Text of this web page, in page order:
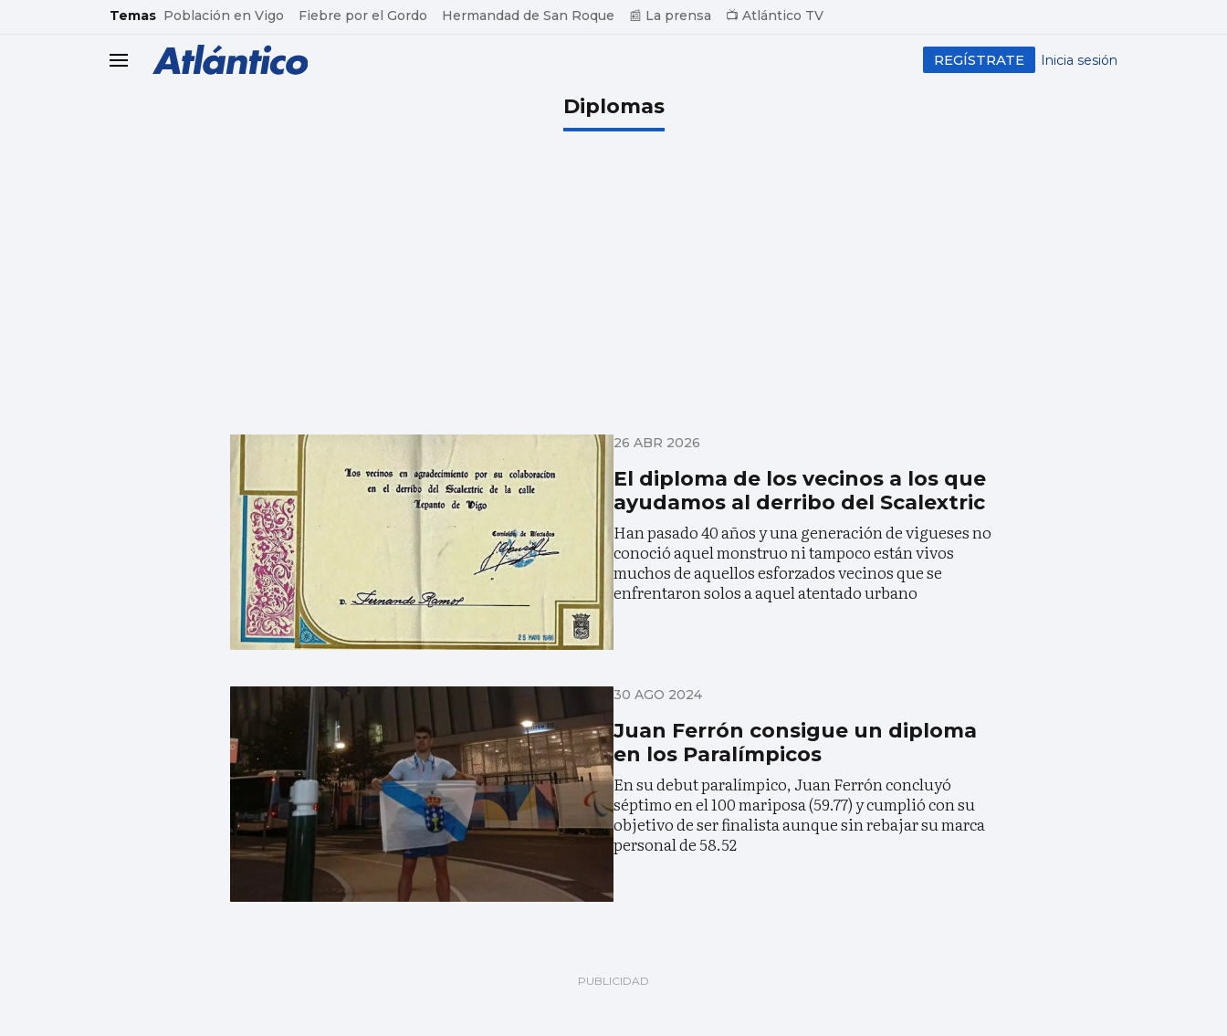
common.go-to-content
Temas Población en Vigo Fiebre por el Gordo Hermandad de San Roque 📰 La prensa 📺 Atlántico TV
header.menu.open Inicia sesión
REGÍSTRATE
Diplomas
26 ABR 2026
El diploma de los vecinos a los que
ayudamos al derribo del Scalextric
Han pasado 40 años y una generación de vigueses no
conoció aquel monstruo ni tampoco están vivos
muchos de aquellos esforzados vecinos que se
enfrentaron solos a aquel atentado urbano
30 AGO 2024
Juan Ferrón consigue un diploma
en los Paralímpicos
En su debut paralímpico, Juan Ferrón concluyó
séptimo en el 100 mariposa (59.77) y cumplió con su
objetivo de ser finalista aunque sin rebajar su marca
personal de 58.52